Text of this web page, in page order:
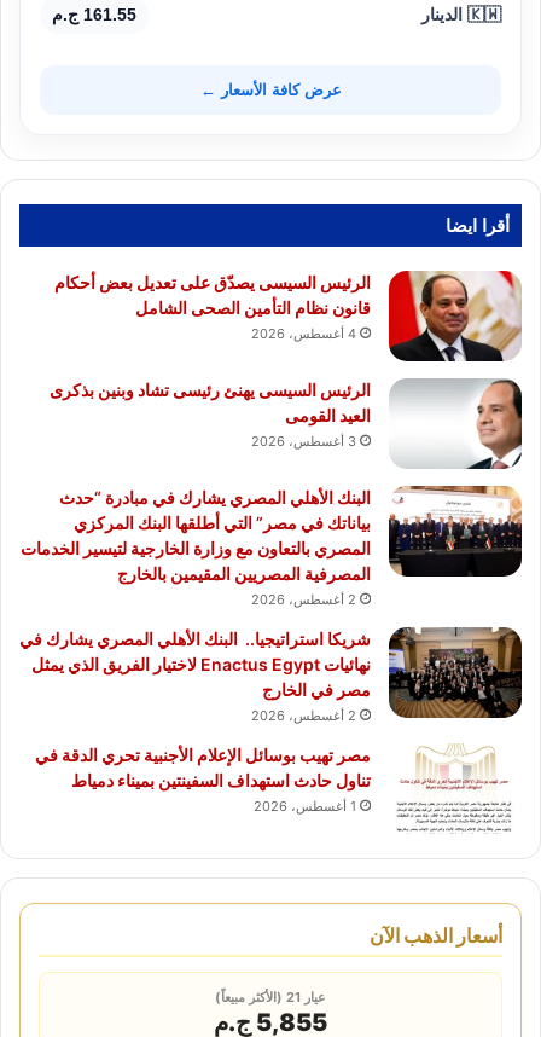
🇰🇼 الدينار 161.55 ج.م
عرض كافة الأسعار ←
أقرا ايضا
الرئيس السيسى يصدّق على تعديل بعض أحكام
قانون نظام التأمين الصحى الشامل
4 أغسطس، 2026
الرئيس السيسى يهنئ رئيسى تشاد وبنين بذكرى
العيد القومى
3 أغسطس، 2026
البنك الأهلي المصري يشارك في مبادرة “حدث
بياناتك في مصر” التي أطلقها البنك المركزي
المصري بالتعاون مع وزارة الخارجية لتيسير الخدمات
المصرفية المصريين المقيمين بالخارج
2 أغسطس، 2026
شريكا استراتيجيا.. البنك الأهلي المصري يشارك في
نهائيات Enactus Egypt لاختيار الفريق الذي يمثل
مصر في الخارج
2 أغسطس، 2026
مصر تهيب بوسائل الإعلام الأجنبية تحري الدقة في
تناول حادث استهداف السفينتين بميناء دمياط
1 أغسطس، 2026
أسعار الذهب الآن
عيار 21 (الأكثر مبيعاً)
5,855 ج.م